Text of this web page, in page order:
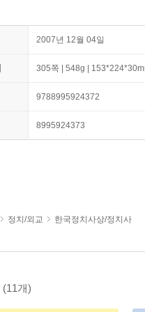
2007년 12월 04일
305쪽 | 548g |
9788995924372
8995924373
정치/외교 한국정치사상/정치사
(11개)